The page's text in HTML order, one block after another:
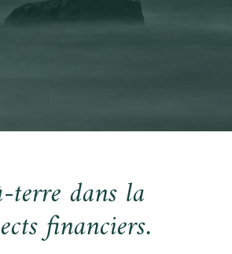
terredans la
financiers.